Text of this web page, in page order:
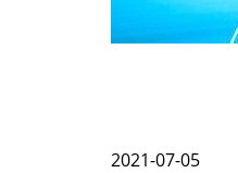
2021-07-05